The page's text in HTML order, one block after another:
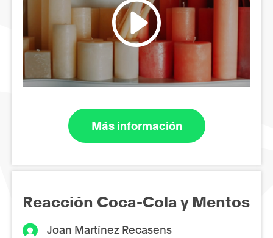
Más información
Reacción Coca-Cola y Mentos
Joan Martínez Recasens